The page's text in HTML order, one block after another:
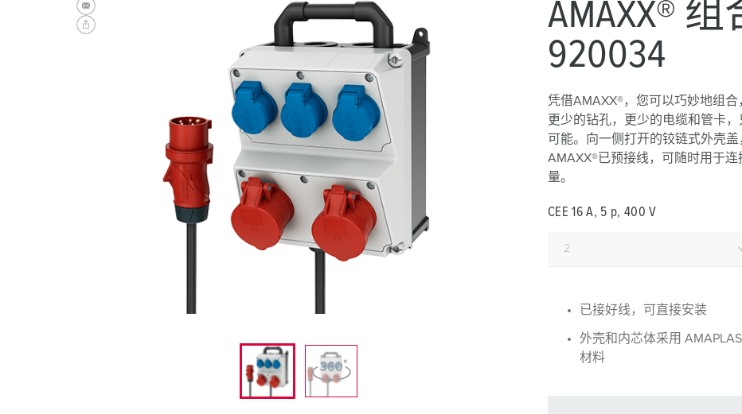
PowerTOP Xtra
带防护密封圈的工业插头与工业连接器
工业插头
工业连接器
配件
物流
数据
消防
活动
物流中心
REACh 全球机构
点钟位置 产品术语
材料
曼奈柯斯MENNEKES的可持续发展
MENNEKES Automotive
AMAXX®
920034
凭借AMAXX®，您可以巧妙地组
更少的钻孔，更少的电缆和管卡
可能。向一侧打开的铰链式外壳
AMAXX®已预接线，可随时用于
量。
CEE 16 A, 5 p, 400 V
已接好线，可直接安装
外壳和内芯体采用
材料